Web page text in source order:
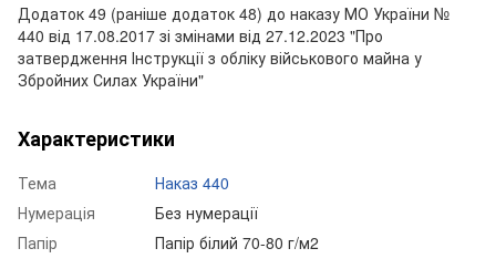
Додаток 49 (раніше додаток 48) до наказу МО України №
440 від 17.08.2017 зі змінами від 27.12.2023 "Про
затвердження Інструкції з обліку військового майна у
Збройних Силах України"
Характеристики
Тема
Наказ 440
Нумерація
Без нумерації
Папір
Папір білий 70-80 г/м2